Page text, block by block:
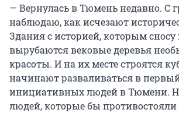
— Вернулась в Тюмень недавно. С
наблюдаю, как исчезают
Здания с историей, которым сносу
вырубаются вековые деревья
красоты. И на их месте строятся
начинают разваливаться в
инициативных людей в Тюмени.
людей, которые бы противостояли